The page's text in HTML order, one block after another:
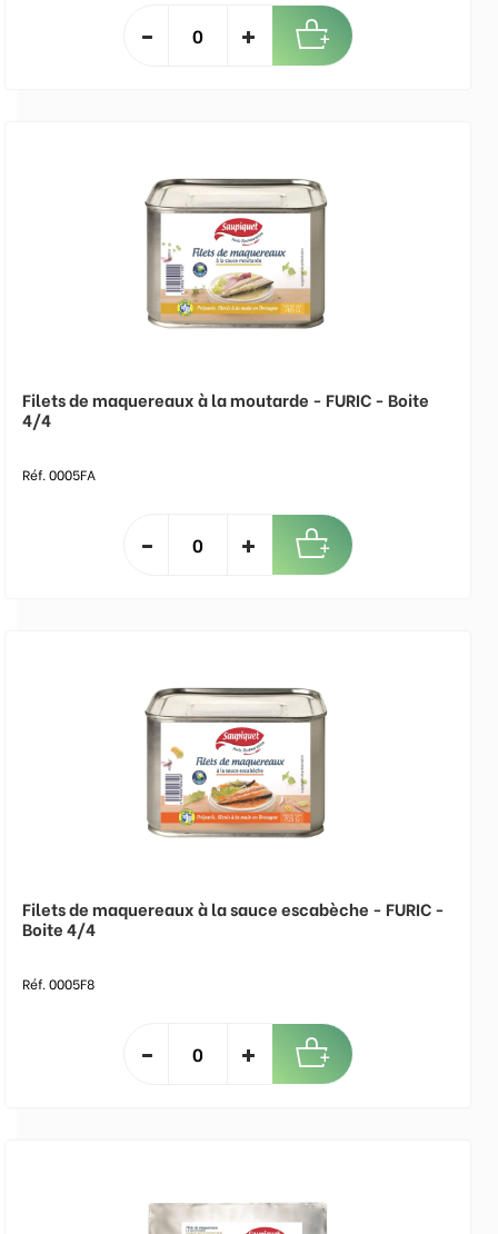
Filets de maquereaux à la moutarde - FURIC - Boite
4/4
Réf. 0005FA
Filets de maquereaux à la sauce escabèche - FURIC -
Boite 4/4
Réf. 0005F8